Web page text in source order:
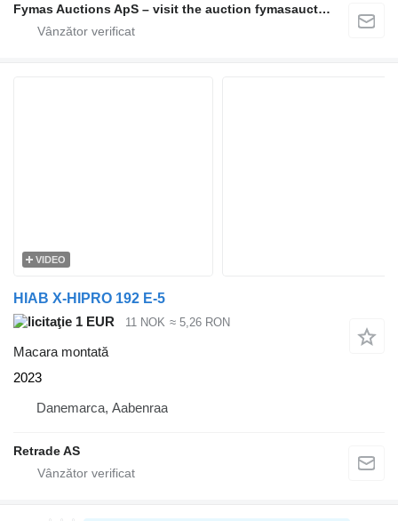
Fymas Auctions ApS – visit the auction fymasauctions.dk
VIDEO
HIAB X-HIPRO 192 E-5
1 EUR
11 NOK ≈ 5,26 RON
Macara montată
2023
Danemarca, Aabenraa
Retrade AS